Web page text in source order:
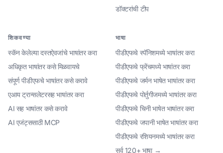
डॉक्टरांची टीप
शिकवण्या
स्कॅन केलेल्या दस्तऐवजांचे भाषांतर करा
अधिकृत भाषांतर कसे मिळवायचे
संपूर्ण पीडीएफचे भाषांतर कसे करावे
एआय ट्रान्सलेटरसह भाषांतर करा
AI सह भाषांतर कसे करावे
AI एजंट्ससाठी MCP
भाषा
पीडीएफचे स्पॅनिशमध्ये भाषांतर करा
पीडीएफचे फ्रेंचमध्ये भाषांतर करा
पीडीएफचे जर्मन भाषेत भाषांतर करा
पीडीएफचे पोर्तुगीजमध्ये भाषांतर करा
पीडीएफचे चिनी भाषेत भाषांतर करा
पीडीएफचे जपानी भाषेत भाषांतर करा
पीडीएफचे रशियनमध्ये भाषांतर करा
सर्व 120+ भाषा →